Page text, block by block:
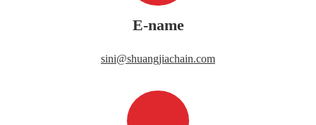
E-name
sini@shuangjiachain.com